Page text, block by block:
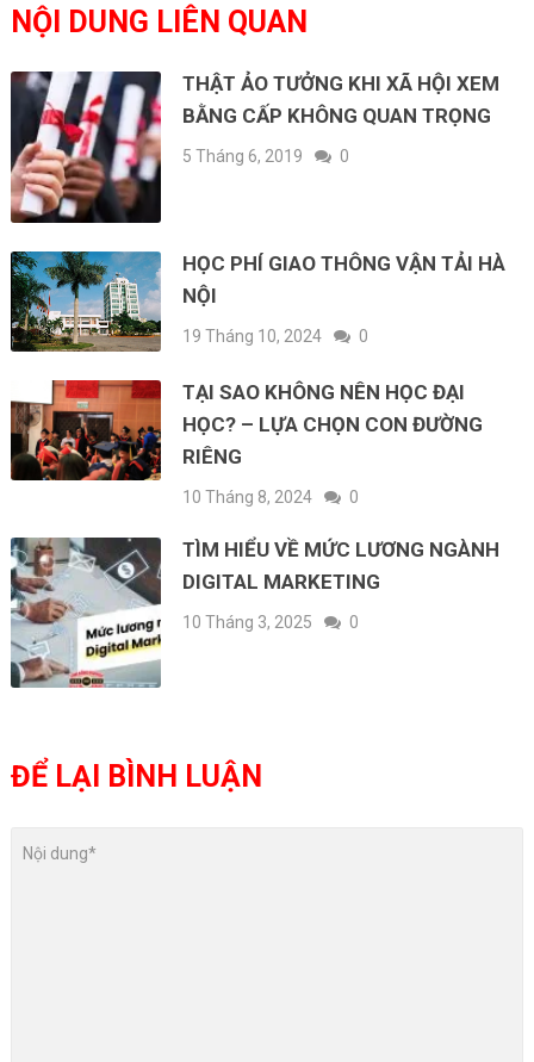
NỘI DUNG LIÊN QUAN
THẬT ẢO TƯỞNG KHI XÃ HỘI XEM
BẰNG CẤP KHÔNG QUAN TRỌNG
5 Tháng 6, 2019 0
HỌC PHÍ GIAO THÔNG VẬN TẢI HÀ
NỘI
19 Tháng 10, 2024 0
TẠI SAO KHÔNG NÊN HỌC ĐẠI
HỌC? – LỰA CHỌN CON ĐƯỜNG
RIÊNG
10 Tháng 8, 2024 0
TÌM HIỂU VỀ MỨC LƯƠNG NGÀNH
DIGITAL MARKETING
10 Tháng 3, 2025 0
ĐỂ LẠI BÌNH LUẬN